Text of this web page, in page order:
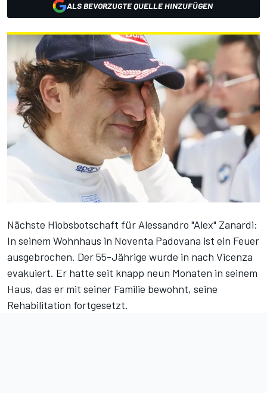
ALS BEVORZUGTE QUELLE HINZUFÜGEN
Nächste Hiobsbotschaft für Alessandro "Alex" Zanardi:
In seinem Wohnhaus in Noventa Padovana ist ein Feuer
ausgebrochen. Der 55-Jährige wurde in nach Vicenza
evakuiert. Er hatte seit knapp neun Monaten in seinem
Haus, das er mit seiner Familie bewohnt, seine
Rehabilitation fortgesetzt.